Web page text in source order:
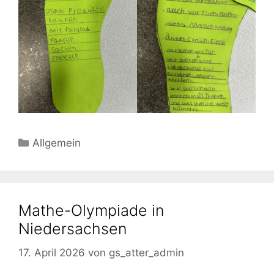
Kategorien
Allgemein
Mathe-Olympiade in
Niedersachsen
17. April 2026 von gs_atter_admin